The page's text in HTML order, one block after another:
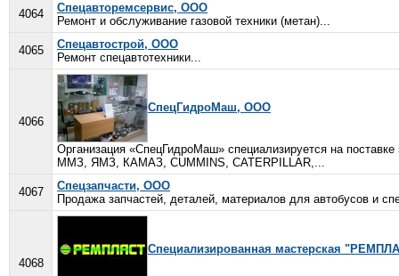
4064
Спецавторемсервис, ООО
Ремонт и обслуживание газовой техники (метан)...
4065
Спецавтострой, ООО
Ремонт спецавтотехники...
4066
СпецГидроМаш, ООО
Организация «СпецГидроМаш» специализируется на
ММЗ, ЯМЗ, КАМАЗ, CUMMINS, CATERPILLAR,...
4067
Спецзапчасти, ООО
Продажа запчастей, деталей, материалов для автобусов и
4068
Специализированная мастерская